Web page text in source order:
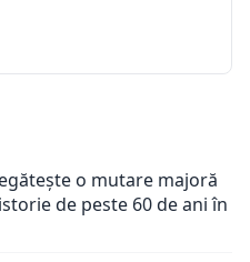
o mutare majoră
de peste 60 de ani în